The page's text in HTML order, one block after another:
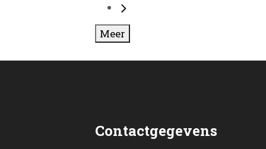
Meer
Contactgegevens